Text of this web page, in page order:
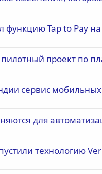
функцию Tap to Pay
проект по
сервис
для
технологию